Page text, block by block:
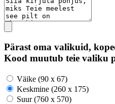
Pärast oma valikuid,
Kood muutub teie valiku
Väike (90 x 67)
Keskmine (260 x 175)
Suur (760 x 570)